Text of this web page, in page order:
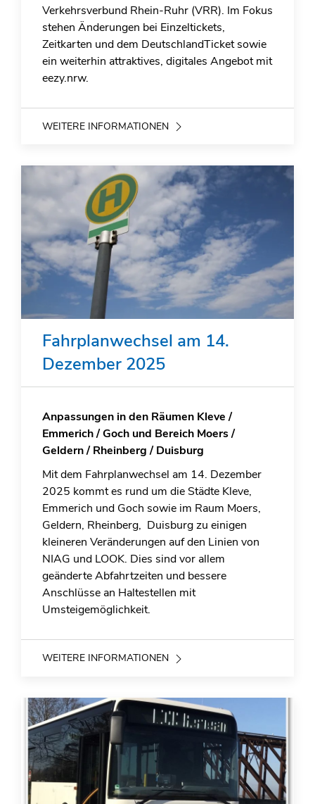
Verkehrsverbund Rhein-Ruhr (VRR). Im Fokus
stehen Änderungen bei Einzeltickets,
Zeitkarten und dem DeutschlandTicket sowie
ein weiterhin attraktives, digitales Angebot mit
eezy.nrw.
WEITERE INFORMATIONEN
Fahrplanwechsel am 14.
Dezember 2025
Anpassungen in den Räumen Kleve /
Emmerich / Goch und Bereich Moers /
Geldern / Rheinberg / Duisburg
Mit dem Fahrplanwechsel am 14. Dezember
2025 kommt es rund um die Städte Kleve,
Emmerich und Goch sowie im Raum Moers,
Geldern, Rheinberg, Duisburg zu einigen
kleineren Veränderungen auf den Linien von
NIAG und LOOK. Dies sind vor allem
geänderte Abfahrtzeiten und bessere
Anschlüsse an Haltestellen mit
Umsteigemöglichkeit.
WEITERE INFORMATIONEN